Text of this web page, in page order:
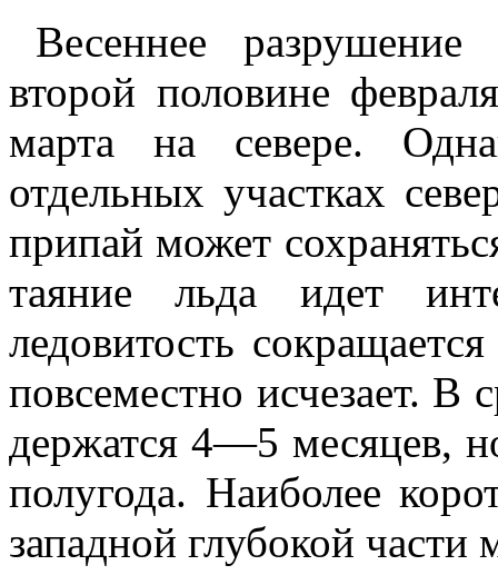
Весеннее
второй половине
марта на севере.
отдельных участках
припай может
таяние льда идет
ледовитость
повсеместно исчезает.
держатся 4—5 месяцев,
полугода. Наиболее
западной глубокой части